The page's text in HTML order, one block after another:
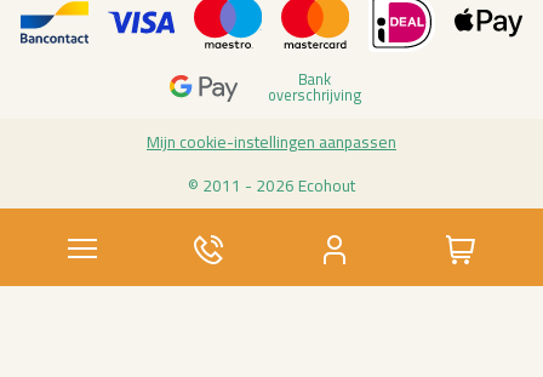
Bank
over­schrij­ving
Mijn coo­kie-in­stel­lin­gen aan­pas­sen
© 2011 - 2026 Eco­hout